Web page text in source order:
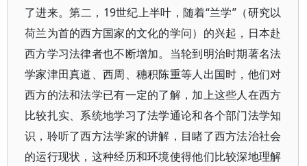
了进来。第二，19世纪上半叶，随着“兰学”（研究以
荷兰为首的西方国家的文化的学问）的兴起，日本赴
西方学习法律者也不断增加。当轮到明治时期著名法
学家津田真道、西周、穗积陈重等人出国时，他们对
西方的法和法学已有一定的了解，加上这些人在西方
比较扎实、系统地学习了法学通论和各个部门法学知
识，聆听了西方法学家的讲解，目睹了西方法治社会
的运行现状，这种经历和环境使得他们比较深地理解